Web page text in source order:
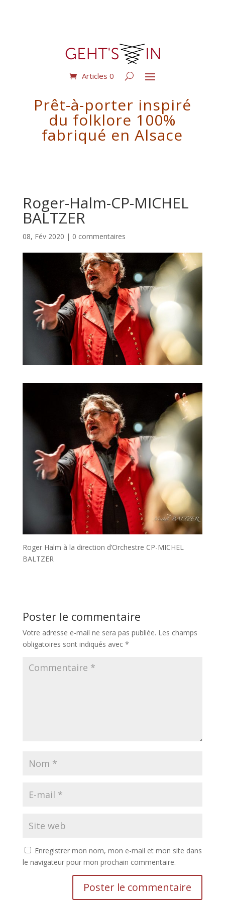
Articles 0
Prêt-à-porter inspiré
du folklore 100%
fabriqué en Alsace
Roger-Halm-CP-MICHEL
BALTZER
08, Fév 2020 | 0 commentaires
Roger Halm à la direction d’Orchestre CP-MICHEL
BALTZER
Poster le commentaire
Votre adresse e-mail ne sera pas publiée. Les champs
obligatoires sont indiqués avec *
Enregistrer mon nom, mon e-mail et mon site dans
le navigateur pour mon prochain commentaire.